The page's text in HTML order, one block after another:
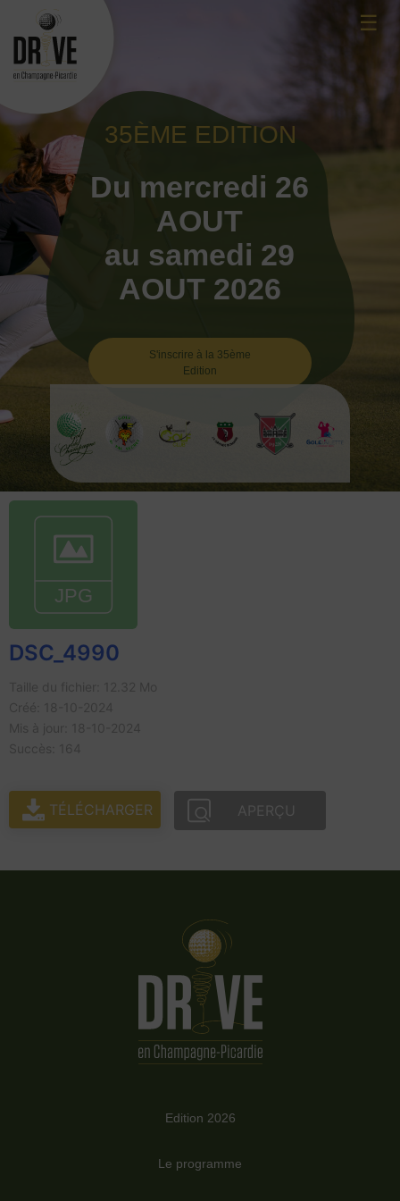
content
☰
35ÈME EDITION
Du mercredi 26
AOUT
au samedi 29
AOUT 2026
S'inscrire à la 35ème
Edition
DSC_4990
TÉLÉCHARGER APERÇU
Edition 2026
Le programme